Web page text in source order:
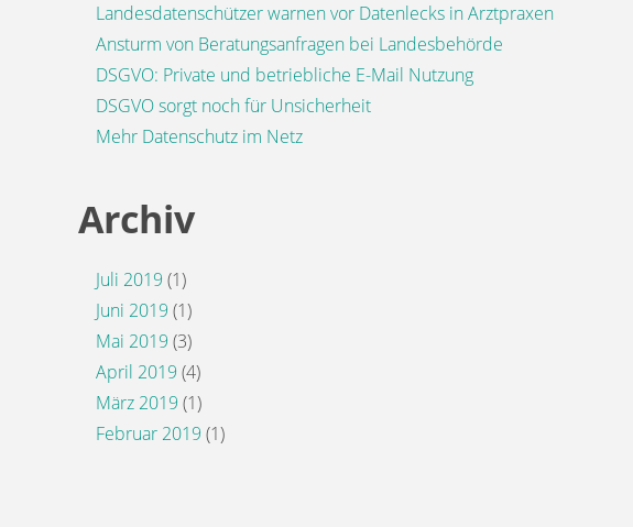
Landesdatenschützer warnen vor Datenlecks in Arztpraxen
Ansturm von Beratungsanfragen bei Landesbehörde
DSGVO: Private und betriebliche E-Mail Nutzung
DSGVO sorgt noch für Unsicherheit
Mehr Datenschutz im Netz
Archiv
Juli 2019 (1)
Juni 2019 (1)
Mai 2019 (3)
April 2019 (4)
März 2019 (1)
Februar 2019 (1)